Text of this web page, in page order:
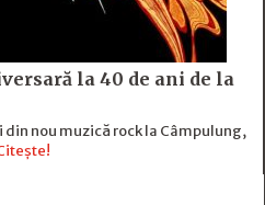
la 40 de ani de la
din nou muzică rock la Câmpulung,